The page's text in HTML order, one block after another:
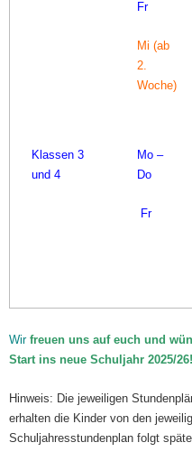
Fr
Mi (ab
2.
Woche)
Klassen 3
und 4
Mo –
Do
Fr
Wirfreuen uns auf euch und
Start ins neue Schuljahr 2025/26!
Hinweis: Die jeweiligen
erhalten die Kinder von den
Schuljahresstundenplan folgt